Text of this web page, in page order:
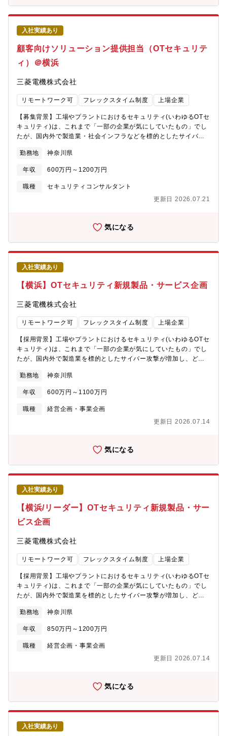
術部門の所掌となります。当ポジションではプロジェクト部門と
して社内関連部門と連携して進捗管理、変更管理等を継続的に実
施いただきます。 【具体的には】・ユーザからのヒアリング等に
よる要件定義・システム設計・ソフトウェア技術部門と連携して
ソフトウェア方式設計・システムのリリースに向けた現地作業計
画の作成やユーザとの調整・製品の輸出管理に関する業務・ソフ
トウェアのリリース以降の社内試験、現地試験、ユーザへの導入
格等・業務で使用する言語：日本語及び英語・プロジェクト管理
ツール：Redmine・システムで使用する計算機のOS：Linux及び
Windows【組織構成】 防衛・宇宙システム事業本部 ー 統合情報
情報システムのプロジェクト部門として、プロジェクトマネジメ
ントだけでなく、システムの上流設計からシステム導入後の運用
サポートまで、システムのライフサイクル全体に関与します。シ
ステムの改善事業や新規事業の提案、事業化の活動も行います。
ックス制度：あり■リモート制度：あり（週に1～2日程度）■転
当者クラス：想定年収500～800万 月収28万～次期リーダーク
ラス：想定年収800～1100万 月収48万～高度技術者クラス：想
とができます。最初は限られた担当範囲で業務の流れや社内手続
機・鎌倉製作所について＞■防衛システム、宇宙システムのリーデ
安全保障や宇宙開発に大きく貢献して参りました。■国内に7社の
一員として、防衛費予算の拡大を背景に更なる事業拡大が期待さ
予算拡大により、大きく市場の成長が見込まれる事業です。※今
口案件増加に伴い、鎌倉製作所での売上高は前年度比107％の1兆
366億円と堅実な成長を遂げています。■平均年収869万円(2025
年3月期 有価証券報告書より)■平均勤続年数16.3年(2025年3月期
有価証券報告書より)■働き方◎・リモートワークやフレックスも
3.4%(2024年度実績)・全社月平均残業時間22.9h(2024年度実
支給など ※諸条件あり
入社実績あり
顧客向けソリューション提供担当（OTセキュリテ
ィ）＠横浜
三菱電機株式会社
リモートワーク可 フレックスタイム制度 上場企業
【募集背景】工場やプラントにおけるセキュリティ(いわゆるOTセ
キュリティ)は、これまで「一部の企業が気にしていたもの」でし
たが、国内外で製造業・社会インフラなどを標的としたサイバー
ん。また、IoTの利活用/DXの取り組み加速により、OTセキュリテ
ィは「スマート化ソリューション提供にあたっての必須要素」に
なりつつあります。このような背景のもと、当社は、デジタル化
やDXの推進を支援するOnly One Supplierの使命として、その必
しています。また、2026年1月には、グローバルトップクラスの
Networks社の完全子会社化を発表し、OTセキュリティ事業の強
化を図っているところです。こうした事業拡大の流れを受け、OT
セキュリティ事業の成長をさらに加速させるためにソリューショ
ン提供人員の増強を進めることとなりました。【参考】・米国
Nozomi Networks, Inc.の完全子会社化に関するお知らせ
https://www.mitsubishielectric.co.jp/ja/pr/2025/pdf/0909-
1.pdf・説明会資料：米国Nozomi Networks社の完全子会社化に
ついて- OTセキュリティを含むSerendie?関連事業の拡大 -
https://www.mitsubishielectric.co.jp/ja/pr/2025/pdf/0909-
2.pdf・説明会内容(動画配信)https://www.youtube.com/watch?
v=XR5RUfM4EFM・質疑応答要旨（報道機関／機関投資家・アナ
リスト）
https://www.mitsubishielectric.co.jp/ja/pr/2025/pdf/0909-
3.pdf【業務内容】・製造業を中心に、幅広い業界の顧客に対して
OTセキュリティソリューションのサービス提供を業務 - OTセキ
ートアクセス、他） - OTセキュリティアセスメント 他 ※顧
技術的観点から提案内容を組み立てる役割を担います・新規顧客
開拓やパートナー企業との連携を通じて案件を創出し、継続的な
性により、企画いただいた新規セキュリティ製品・サービスの提
ルティング領域の知識・経験を深めていくことや海外でのセキュ
リティ事業立ち上げ、お客様ＤＸ支援など、多角的なキャリアス
テップがあります。【配属先/組織のミッション】【働き方】■残
業時間：月平均20時間/繁忙期30時間■出張：有(2～3回/月)■リモ
ートワーク：有（週3日程度利用可能）・2023年4月に立ち上がっ
たばかりの新しい組織ですので、スタートアップ企業のように、
個人の意思を尊重した柔軟な働き方、考え方を目指しています・
オフィスではフリーアドレスを導入し、在宅勤務と併用していま
す。また、場所にとらわれない働き方を目指し、各種ITツールの
たばかりの新しい組織ですので、初期メンバーとして新規サービ
う比較的新しい市場において、国内外の顧客に自ら企画したソリ
業を主導できます・スタートアップを含むセキュリティベンダや
当社研究所を通じて最新の技術に触れることができます・具体的
なサービス提供を通じて、セキュリティの知見や経験を深めるこ
とができます・OTセキュリティに関してワンストップで解決を図
ます
勤務地 神奈川県
年収 600万円～1200万円
職種
セキュリティコンサルタント
更新日 2026.07.21
気になる
入社実績あり
【横浜】OTセキュリティ新規製品・サービス企画
三菱電機株式会社
リモートワーク可 フレックスタイム制度 上場企業
【採用背景】工場やプラントにおけるセキュリティ(いわゆるOTセ
キュリティ)は、これまで「一部の企業が気にしていたもの」でし
たが、国内外で製造業を標的としたサイバー攻撃が増加し、どの
IoTの利活用/DXの取り組み加速により、OTセキュリティは「スマ
ートファクトリーソリューション提供にあたっての必須要素」に
なりつつあります。このような背景のもと、当社は、デジタル化
やDXの推進を支援するスマートファクトリーソリューションを提
キュリティソリューションをワンストップで提供しています。ま
ソリューションプロバイダであるNozomi Networks社の完全子会
社化を発表し、OTセキュリティ事業の強化を図っているところで
す。このようななか、顧客課題に応える新規製品・サービスの企
画業務に携わっていただく人材を募集するに至りました。■OTセ
キュリティ（Operational Technology Security）とは：工場や発
電所などの物理的な設備やプロセスを制御・監視するシステム
（OTシステム）をサイバー攻撃や技術的障害から守るためのセキ
ュリティ対策です。【参考】・米国 Nozomi Networks, Inc.の完
全子会社化に関するお知らせ
1.pdf・説明会資料：米国Nozomi Networks社の完全子会社化に
ついて- OTセキュリティを含むSerendie?関連事業の拡大 -
https://www.mitsubishielectric.co.jp/ja/pr/2025/pdf/0909-
v=XR5RUfM4EFM【業務内容】OTセキュリティに関する新規製
品・サービスの企画に伴う、以下のような業務をご担当いただき
ます。・市場調査／競合分析(OTセキュリティおよびSaaS領域)と
顧客インサイト収集・ビジネスケース(収益モデル、価格戦略、
開戦略含む)・顧客ユースケース検討・MVPの作成および顧客検証
ションアーキテクト等の各役割のうち、ご本人の希望と適正に応
じて業務を担当いただきます。）【キャリアステップ/期待役
も、セキュリティコンサルティング領域の知識・経験を深めてい
サービスの企画にチャレンジすることができます■OTセキュリテ
勤務地 神奈川県
年収 600万円～1100万円
職種
経営企画・事業企画
更新日 2026.07.14
気になる
入社実績あり
【横浜/リーダー】OTセキュリティ新規製品・サー
ビス企画
三菱電機株式会社
リモートワーク可 フレックスタイム制度 上場企業
【採用背景】工場やプラントにおけるセキュリティ(いわゆるOTセ
キュリティ)は、これまで「一部の企業が気にしていたもの」でし
たが、国内外で製造業を標的としたサイバー攻撃が増加し、どの
IoTの利活用/DXの取り組み加速により、OTセキュリティは「スマ
ートファクトリーソリューション提供にあたっての必須要素」に
なりつつあります。このような背景のもと、当社は、デジタル化
やDXの推進を支援するスマートファクトリーソリューションを提
キュリティソリューションをワンストップで提供しています。ま
ソリューションプロバイダであるNozomi Networks社の完全子会
社化を発表し、OTセキュリティ事業の強化を図っているところで
す。このようななか、顧客課題に応える新規製品・サービスの企
画業務に携わっていただく人材を募集するに至りました。■OTセ
キュリティ（Operational Technology Security）とは：工場や発
電所などの物理的な設備やプロセスを制御・監視するシステム
勤務地 神奈川県
年収 850万円～1200万円
職種
経営企画・事業企画
更新日 2026.07.14
気になる
入社実績あり